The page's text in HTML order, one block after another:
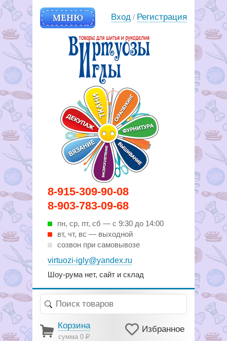
8-915-309-90-08
8-903-783-09-68
пн, ср, пт, cб — с 9:30 до 14:00
вт, чт, вс — выходной
созвон при самовывозе
virtuozi-igly@yandex.ru
Шоу-рума нет, сайт и склад
МЕНЮ
Вирутозы иглы. Товары для
шитья и рукоделья
Вход / Регистрация
Корзина
сумма 0Р
Избранное